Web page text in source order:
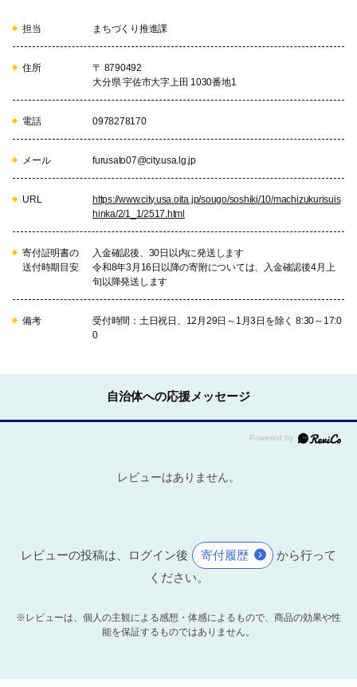
応援する
【両川】地区まちづくり協議会を
応援する
20
4-18院内地域(南院内)地区を応援
【南院内】さとづくり協議会を応
地域の特色を活かした経済活性化
事業、伝統的なお祭りや記念事業
23
6-1相撲振興
相撲大会運営や相撲場の改修等相
担当 まちづくり推進課
住所
〒 8790492
大分県 宇佐市大字上田 1030番地1
電話 0978278170
メール furusato07@city.usa.lg.jp
URL
https://www.city.usa.oita.jp/sougo/soshiki/10/machizukurisuis
hinka/2/1_1/2517.html
寄付証明書の
送付時期目安
入金確認後、30日以内に発送します
令和8年3月16日以降の寄附については、入金確認後4月上
旬以降発送します
備考
受付時間：土日祝日、12月29日～1月3日を除く 8:30～17:0
0
自治体への応援メッセージ
レビューはありません。
レビューの投稿は、ログイン後 寄付履歴
から行って
ください。
※レビューは、個人の主観による感想・体感によるもので、商品の効果や性
能を保証するものではありません。